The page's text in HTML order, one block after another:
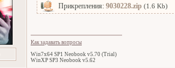
Прикрепления: 9030228.zip (1.6 Kb)
Как задавать вопросы
Win7x64 SP1 Neobook v5.70 (Trial)
WinXP SP3 Neobook v5.62